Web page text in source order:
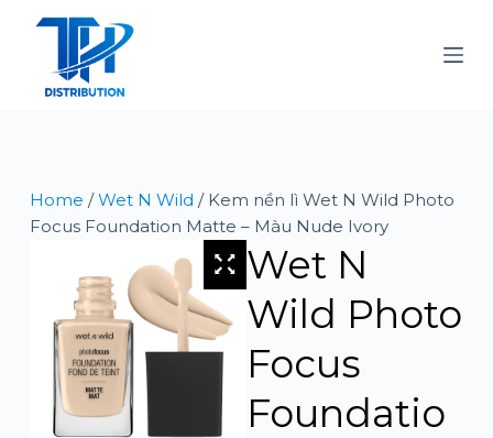
o
n
Home /Wet N Wild / Kem nền lì Wet N Wild Photo
Focus Foundation Matte – Màu Nude Ivory
Wet N
Wild Photo
Focus
Foundatio